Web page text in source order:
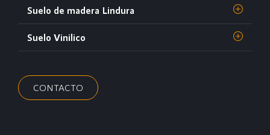
Suelo de madera Lindura
Suelo Vinilico
CONTACTO